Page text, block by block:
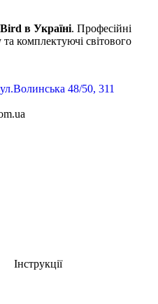
в Україні. Професійні
комплектуючі світового
48/50, 311
Інструкції